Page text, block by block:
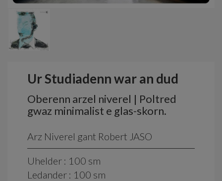
Ur Studiadenn war an dud
Oberenn arzel niverel | Poltred
gwaz minimalist e glas-skorn.
Arz Niverel gant Robert JASO
Uhelder : 100 sm
Ledander : 100 sm